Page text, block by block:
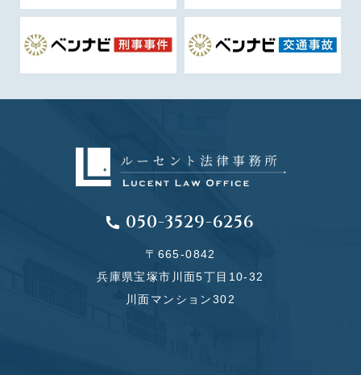
050-3529-6256
〒665-0842
兵庫県宝塚市川面5丁目10-32
川面マンション302